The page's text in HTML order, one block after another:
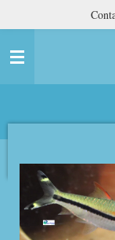
naar
hoofdinhoud